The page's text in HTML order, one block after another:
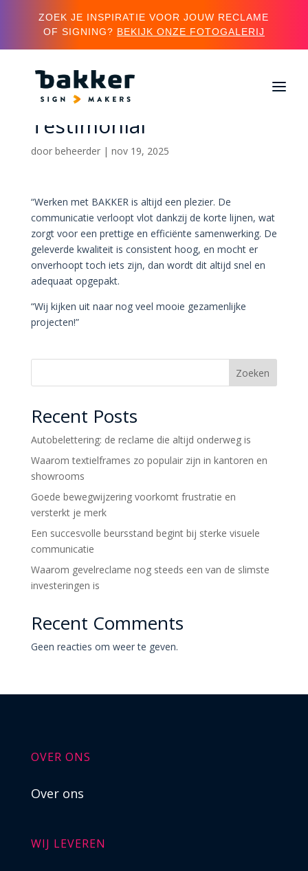
ZOEK JE INSPIRATIE VOOR JOUW RECLAME
OF SIGNING? BEKIJK ONZE FOTOGALERIJ
Eldee Expo Experts –
Testimonial
door beheerder| nov 19, 2025
“Werken met BAKKER is altijd een plezier. De
communicatie verloopt vlot dankzij de korte lijnen, wat
zorgt voor een prettige en efficiënte samenwerking. De
geleverde kwaliteit is consistent hoog, en mocht er
onverhoopt toch iets zijn, dan wordt dit altijd snel en
adequaat opgepakt.
“Wij kijken uit naar nog veel mooie gezamenlijke
projecten!”
Zoeken
Recent Posts
Autobelettering: de reclame die altijd onderweg is
Waarom textielframes zo populair zijn in kantoren en
showrooms
Goede bewegwijzering voorkomt frustratie en
versterkt je merk
Een succesvolle beursstand begint bij sterke visuele
communicatie
Waarom gevelreclame nog steeds een van de slimste
investeringen is
Recent Comments
Geen reacties om weer te geven.
OVER ONS
Over ons
WIJ LEVEREN